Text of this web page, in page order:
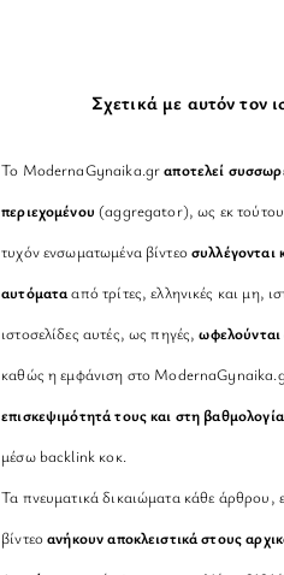
Σχετικά με αυτόν τον
Το ModernaGynaika.grαποτελεί
περιεχομένου (aggregator), ως εκ τούτου
τυχόν ενσωματωμένα βίντεοσυλλέγονται
αυτόματααπό τρίτες, ελληνικές και μη,
ιστοσελίδες αυτές, ως πηγές,
καθώς η εμφάνιση στο
επισκεψιμότητά τους και στη
μέσω backlink κοκ.
Τα πνευματικά δικαιώματα κάθε άρθρου,
βίντεοανήκουν αποκλειστικά στους